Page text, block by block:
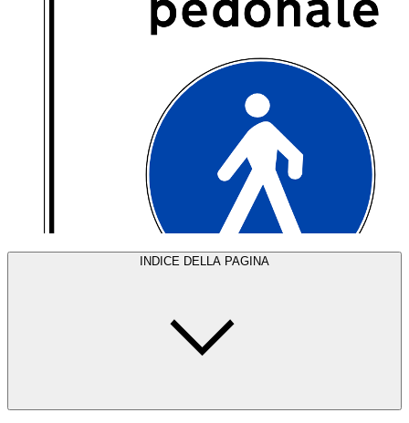
INDICE DELLA PAGINA